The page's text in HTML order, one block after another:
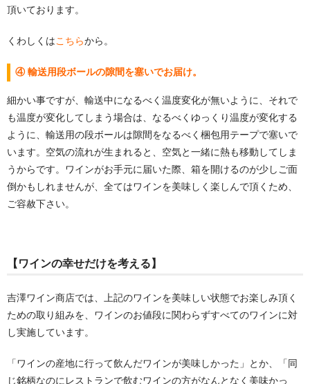
頂いております。
くわしくはこちらから。
④ 輸送用段ボールの隙間を塞いでお届け。
細かい事ですが、輸送中になるべく温度変化が無いように、それで
も温度が変化してしまう場合は、なるべくゆっくり温度が変化する
ように、輸送用の段ボールは隙間をなるべく梱包用テープで塞いで
います。空気の流れが生まれると、空気と一緒に熱も移動してしま
うからです。ワインがお手元に届いた際、箱を開けるのが少しご面
倒かもしれませんが、全てはワインを美味しく楽しんで頂くため、
ご容赦下さい。
【ワインの幸せだけを考える】
吉澤ワイン商店では、上記のワインを美味しい状態でお楽しみ頂く
ための取り組みを、ワインのお値段に関わらずすべてのワインに対
し実施しています。
「ワインの産地に行って飲んだワインが美味しかった」とか、「同
じ銘柄なのにレストランで飲むワインの方がなんとなく美味かっ